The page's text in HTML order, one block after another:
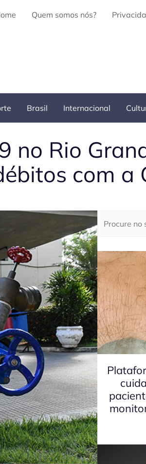
Quem somos nós?
Brasil Internacional
no Rio
com a
Pesquisar